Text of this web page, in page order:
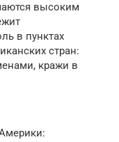
высоким
в пунктах
стран:
кражи в